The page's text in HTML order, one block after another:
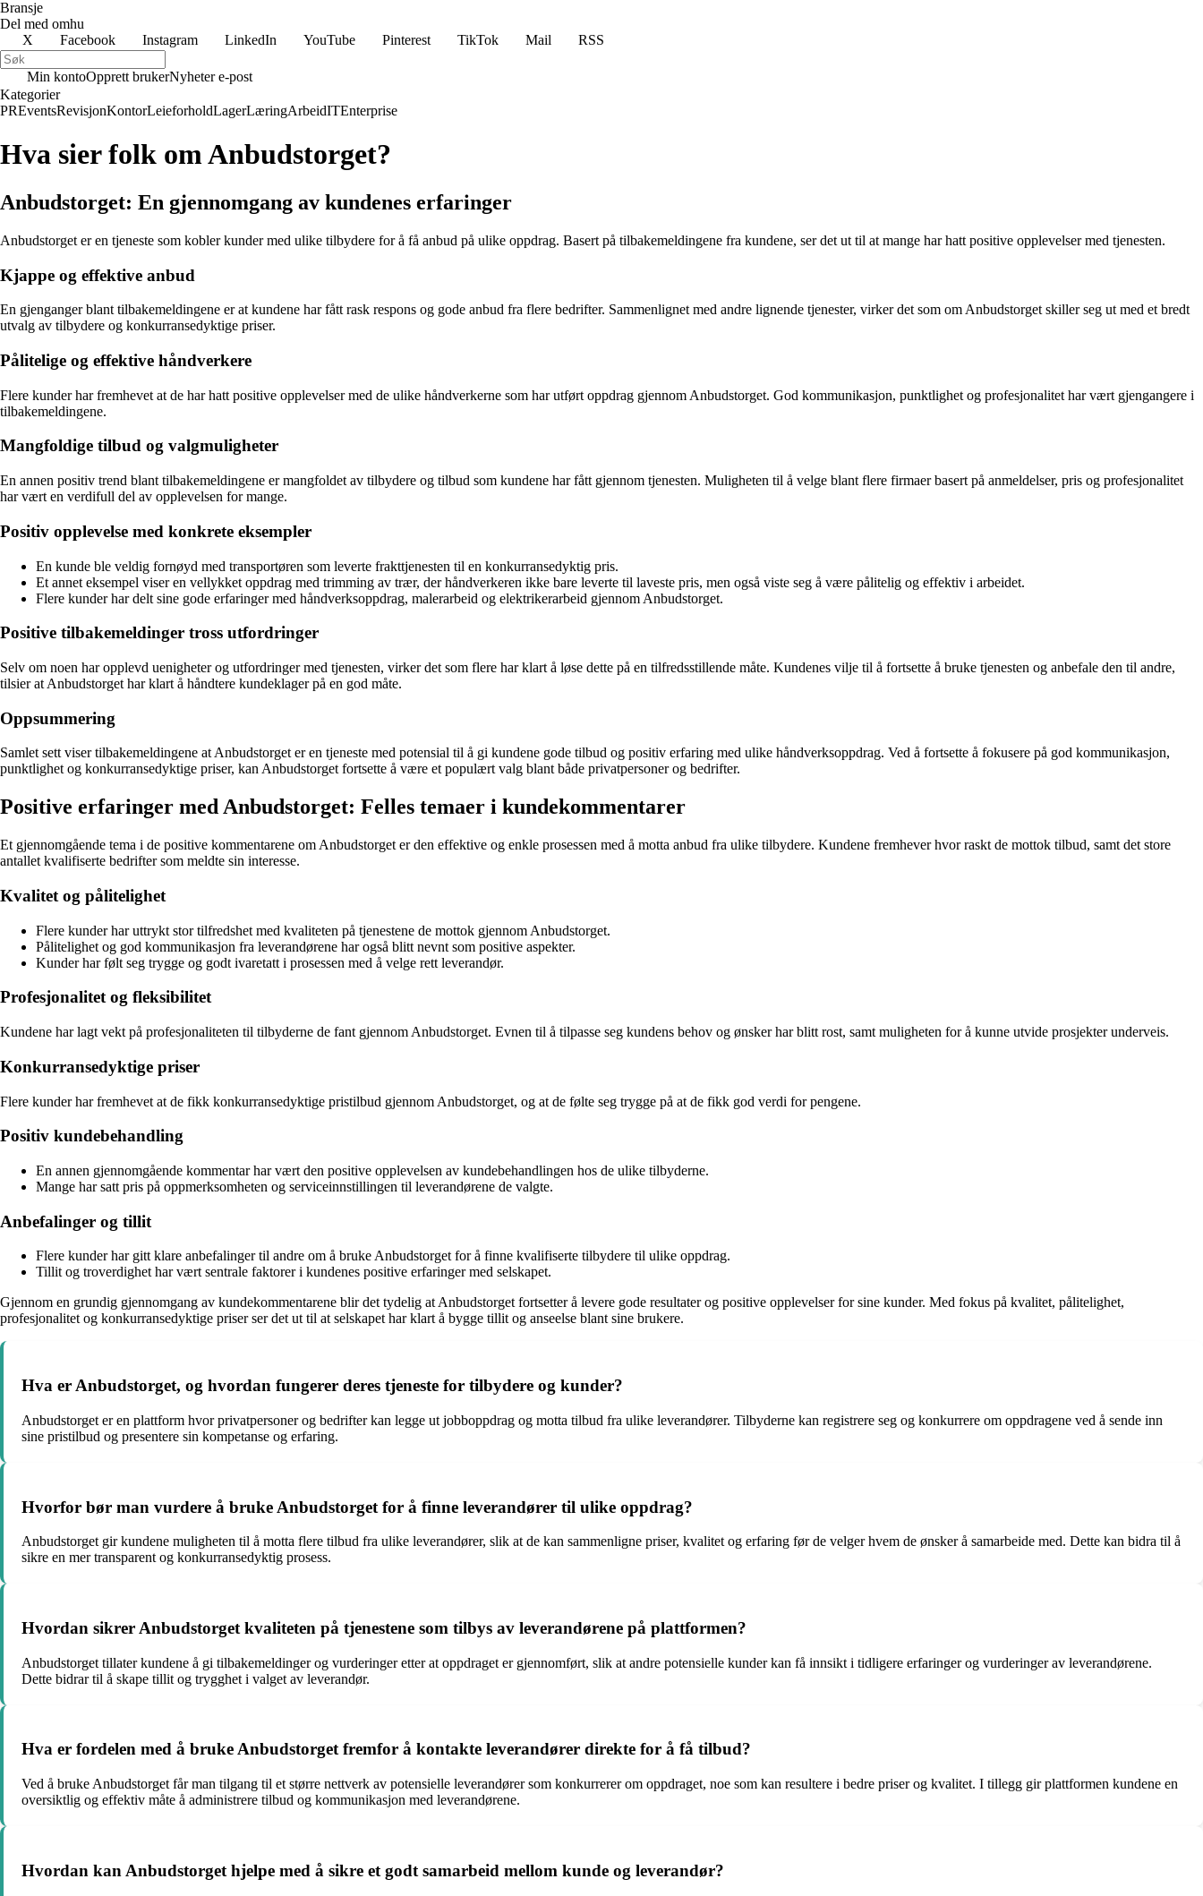
Bransje
Del med omhu
X
Facebook Instagram LinkedIn YouTube Pinterest TikTok Mail RSS
Min kontoOpprett brukerNyheter e-post
Kategorier
PREventsRevisjonKontorLeieforholdLagerLæringArbeidITEnterprise
Hva sier folk om Anbudstorget?
Anbudstorget: En gjennomgang av kundenes erfaringer
Anbudstorget er en tjeneste som kobler kunder med ulike tilbydere for å få anbud på ulike oppdrag. Basert på tilbakemeldingene fra kundene, ser det ut til at mange har hatt positive opplevelser med tjenesten.
Kjappe og effektive anbud
En gjenganger blant tilbakemeldingene er at kundene har fått rask respons og gode anbud fra flere bedrifter. Sammenlignet med andre lignende tjenester, virker det som om Anbudstorget skiller seg ut med et bredt
utvalg av tilbydere og konkurransedyktige priser.
Pålitelige og effektive håndverkere
Flere kunder har fremhevet at de har hatt positive opplevelser med de ulike håndverkerne som har utført oppdrag gjennom Anbudstorget. God kommunikasjon, punktlighet og profesjonalitet har vært gjengangere i
tilbakemeldingene.
Mangfoldige tilbud og valgmuligheter
En annen positiv trend blant tilbakemeldingene er mangfoldet av tilbydere og tilbud som kundene har fått gjennom tjenesten. Muligheten til å velge blant flere firmaer basert på anmeldelser, pris og profesjonalitet
har vært en verdifull del av opplevelsen for mange.
Positiv opplevelse med konkrete eksempler
En kunde ble veldig fornøyd med transportøren som leverte frakttjenesten til en konkurransedyktig pris.
Et annet eksempel viser en vellykket oppdrag med trimming av trær, der håndverkeren ikke bare leverte til laveste pris, men også viste seg å være pålitelig og effektiv i arbeidet.
Flere kunder har delt sine gode erfaringer med håndverksoppdrag, malerarbeid og elektrikerarbeid gjennom Anbudstorget.
Positive tilbakemeldinger tross utfordringer
Selv om noen har opplevd uenigheter og utfordringer med tjenesten, virker det som flere har klart å løse dette på en tilfredsstillende måte. Kundenes vilje til å fortsette å bruke tjenesten og anbefale den til andre,
tilsier at Anbudstorget har klart å håndtere kundeklager på en god måte.
Oppsummering
Samlet sett viser tilbakemeldingene at Anbudstorget er en tjeneste med potensial til å gi kundene gode tilbud og positiv erfaring med ulike håndverksoppdrag. Ved å fortsette å fokusere på god kommunikasjon,
punktlighet og konkurransedyktige priser, kan Anbudstorget fortsette å være et populært valg blant både privatpersoner og bedrifter.
Positive erfaringer med Anbudstorget: Felles temaer i kundekommentarer
Et gjennomgående tema i de positive kommentarene om Anbudstorget er den effektive og enkle prosessen med å motta anbud fra ulike tilbydere. Kundene fremhever hvor raskt de mottok tilbud, samt det store
antallet kvalifiserte bedrifter som meldte sin interesse.
Kvalitet og pålitelighet
Flere kunder har uttrykt stor tilfredshet med kvaliteten på tjenestene de mottok gjennom Anbudstorget.
Pålitelighet og god kommunikasjon fra leverandørene har også blitt nevnt som positive aspekter.
Kunder har følt seg trygge og godt ivaretatt i prosessen med å velge rett leverandør.
Profesjonalitet og fleksibilitet
Kundene har lagt vekt på profesjonaliteten til tilbyderne de fant gjennom Anbudstorget. Evnen til å tilpasse seg kundens behov og ønsker har blitt rost, samt muligheten for å kunne utvide prosjekter underveis.
Konkurransedyktige priser
Flere kunder har fremhevet at de fikk konkurransedyktige pristilbud gjennom Anbudstorget, og at de følte seg trygge på at de fikk god verdi for pengene.
Positiv kundebehandling
En annen gjennomgående kommentar har vært den positive opplevelsen av kundebehandlingen hos de ulike tilbyderne.
Mange har satt pris på oppmerksomheten og serviceinnstillingen til leverandørene de valgte.
Anbefalinger og tillit
Flere kunder har gitt klare anbefalinger til andre om å bruke Anbudstorget for å finne kvalifiserte tilbydere til ulike oppdrag.
Tillit og troverdighet har vært sentrale faktorer i kundenes positive erfaringer med selskapet.
Gjennom en grundig gjennomgang av kundekommentarene blir det tydelig at Anbudstorget fortsetter å levere gode resultater og positive opplevelser for sine kunder. Med fokus på kvalitet, pålitelighet,
profesjonalitet og konkurransedyktige priser ser det ut til at selskapet har klart å bygge tillit og anseelse blant sine brukere.
Hva er Anbudstorget, og hvordan fungerer deres tjeneste for tilbydere og kunder?
Anbudstorget er en plattform hvor privatpersoner og bedrifter kan legge ut jobboppdrag og motta tilbud fra ulike leverandører. Tilbyderne kan registrere seg og konkurrere om oppdragene ved å sende inn
sine pristilbud og presentere sin kompetanse og erfaring.
Hvorfor bør man vurdere å bruke Anbudstorget for å finne leverandører til ulike oppdrag?
Anbudstorget gir kundene muligheten til å motta flere tilbud fra ulike leverandører, slik at de kan sammenligne priser, kvalitet og erfaring før de velger hvem de ønsker å samarbeide med. Dette kan bidra til å
sikre en mer transparent og konkurransedyktig prosess.
Hvordan sikrer Anbudstorget kvaliteten på tjenestene som tilbys av leverandørene på plattformen?
Anbudstorget tillater kundene å gi tilbakemeldinger og vurderinger etter at oppdraget er gjennomført, slik at andre potensielle kunder kan få innsikt i tidligere erfaringer og vurderinger av leverandørene.
Dette bidrar til å skape tillit og trygghet i valget av leverandør.
Hva er fordelen med å bruke Anbudstorget fremfor å kontakte leverandører direkte for å få tilbud?
Ved å bruke Anbudstorget får man tilgang til et større nettverk av potensielle leverandører som konkurrerer om oppdraget, noe som kan resultere i bedre priser og kvalitet. I tillegg gir plattformen kundene en
oversiktlig og effektiv måte å administrere tilbud og kommunikasjon med leverandørene.
Hvordan kan Anbudstorget hjelpe med å sikre et godt samarbeid mellom kunde og leverandør?